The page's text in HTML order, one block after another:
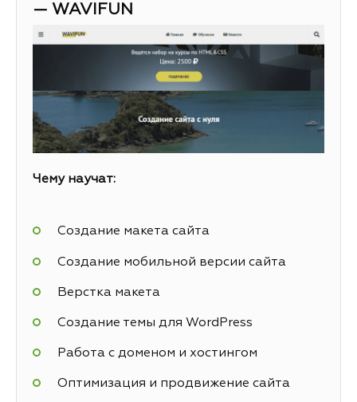
— WAVIFUN
Чему научат:
Создание макета сайта
Создание мобильной версии сайта
Верстка макета
Создание темы для WordPress
Работа с доменом и хостингом
Оптимизация и продвижение сайта